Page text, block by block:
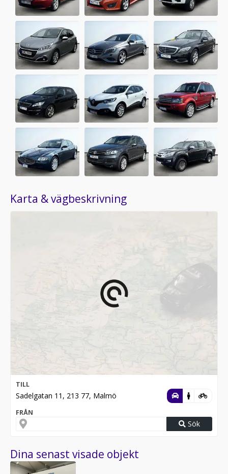
Karta & vägbeskrivning
TILL
Sadelgatan 11, 213 77, Malmö
FRÅN
Sök
Dina senast visade objekt